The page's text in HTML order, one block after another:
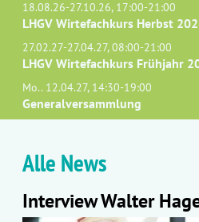
18.08.26-27.10.26, 17:00-21:00
LHGV Wirtefachkurs Herbst
27.02.27-27.04.27, 08:00-21:00
LHGV Wirtefachkurs Frühjahr
Mo.. 12.04.27, 14:30-19:00
Generalversammlung
Alle News
Interview Walter